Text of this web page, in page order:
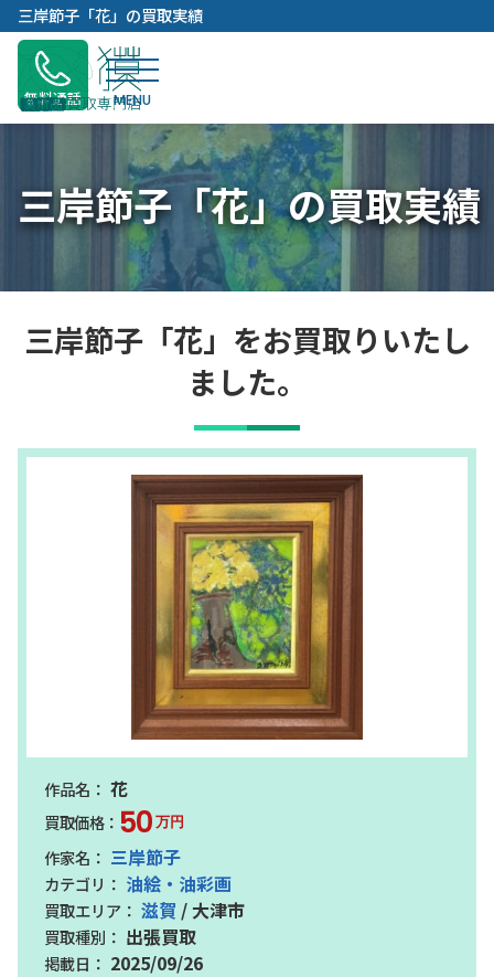
容
キ
ッ
プ
三岸節子「花」の買取実績
無料通話
三岸節子「花」の買取実績
三岸節子「花」をお買取りいたし
ました。
花
50万円
三岸節子
油絵・油彩画
滋賀 / 大津市
出張買取
2025/09/26